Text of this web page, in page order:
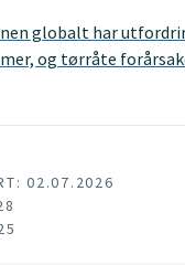
globalt har
og tørråte
02.07.2026